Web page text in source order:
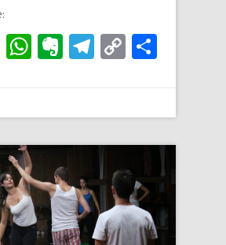
LinkedIn
WhatsApp
Evernote
Telegram
Copy